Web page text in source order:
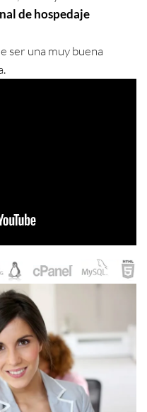
de hospedaje
ser una muy buena